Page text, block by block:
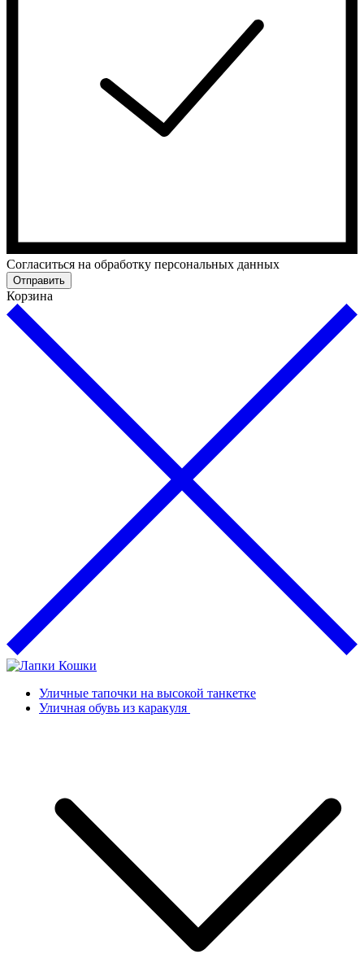
Cогласиться на обработку персональных данных
Отправить
Корзина
Уличные тапочки на высокой танкетке
Уличная обувь из каракуля